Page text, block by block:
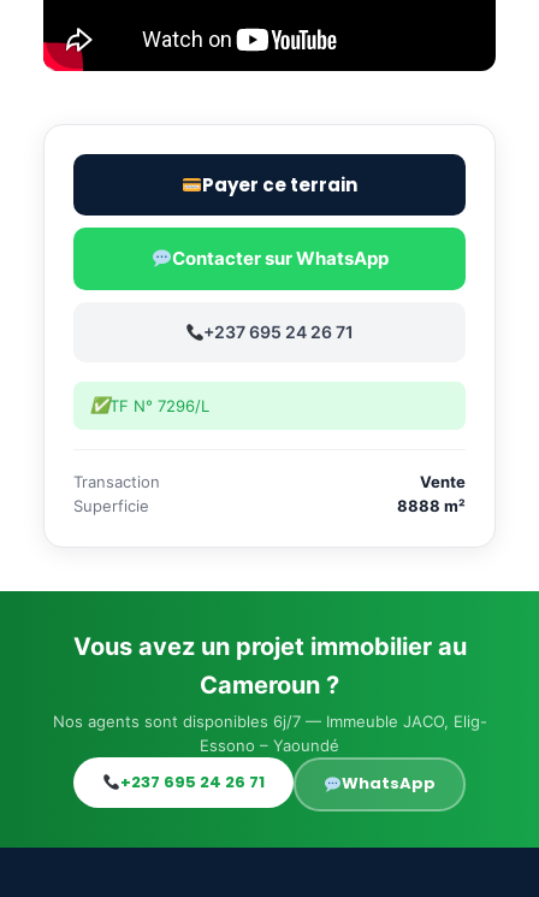
Payer ce terrain
Contacter sur WhatsApp
+237 695 24 26 71
TF N° 7296/L
Transaction
Vente
Superficie
8888 m²
Vous avez un projet immobilier au
Cameroun ?
Nos agents sont disponibles 6j/7 — Immeuble JACO, Elig-
Essono – Yaoundé
+237 695 24 26 71 WhatsApp